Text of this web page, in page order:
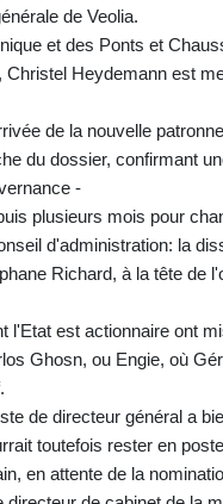
de Veolia.
et des Ponts et
Heydemann est
de la nouvelle
du dossier, confirmant
-
plusieurs mois pour
d'administration: la
Richard, à la tête de
l'Etat est actionnaire ont
Ghosn, ou Engie, où
de directeur général a
toutefois rester en
en attente de la